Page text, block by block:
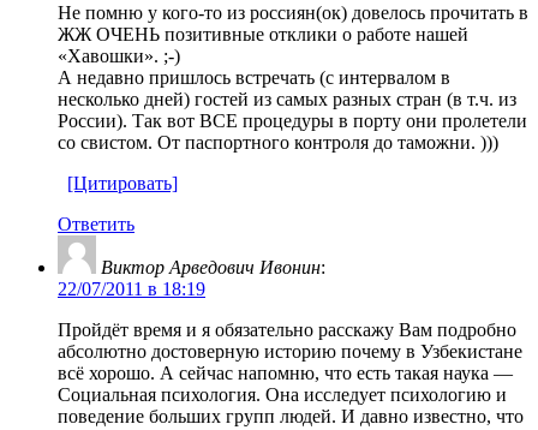
Не помню у кого-то из россиян(ок) довелось прочитать в
ЖЖ ОЧЕНЬ позитивные отклики о работе нашей
«Хавошки». ;-)
А недавно пришлось встречать (с интервалом в
несколько дней) гостей из самых разных стран (в т.ч. из
России). Так вот ВСЕ процедуры в порту они пролетели
со свистом. От паспортного контроля до таможни. )))
[Цитировать]
Ответить
Виктор Арведович Ивонин:
22/07/2011 в 18:19
Пройдёт время и я обязательно расскажу Вам подробно
абсолютно достоверную историю почему в Узбекистане
всё хорошо. А сейчас напомню, что есть такая наука —
Социальная психология. Она исследует психологию и
поведение больших групп людей. И давно известно, что